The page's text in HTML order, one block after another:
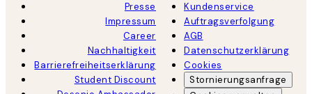
Presse
Impressum
Career
Nachhaltigkeit
Barrierefreiheitserklärung
Student Discount
Kundenservice
Auftragsverfolgung
AGB
Datenschutzerklärung
Cookies
Stornierungsanfrage